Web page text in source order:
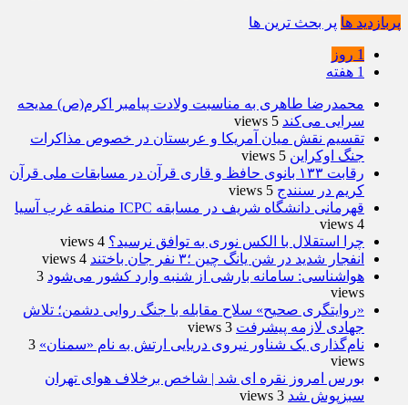
پربازدید ها پر بحث ترین ها
1 روز
1 هفته
محمدرضا طاهری به مناسبت ولادت پیامبر اکرم(ص) مدیحه
سرایی می‌کند 5 views
تقسیم نقش میان آمریکا و عربستان در خصوص مذاکرات
جنگ اوکراین 5 views
رقابت ۱۳۳ بانوی حافظ و قاری قرآن در مسابقات ملی قرآن
کریم در سنندج 5 views
قهرمانی دانشگاه شریف در مسابقه ICPC منطقه غرب آسیا
4 views
چرا استقلال با الکس نوری به توافق نرسید؟ 4 views
انفجار شدید در شن یانگ چین ؛۳ نفر جان باختند
4 views
هواشناسی: سامانه بارشی از شنبه وارد کشور می‌شود 3
views
«روایتگری صحیح» سلاح مقابله با جنگ روایی دشمن؛ تلاش
جهادی لازمه پیشرفت 3 views
نام‌گذاری یک شناور نیروی دریایی ارتش به نام «سمنان» 3
views
بورس امروز نقره ای شد | شاخص برخلاف هوای تهران
سبزپوش شد 3 views